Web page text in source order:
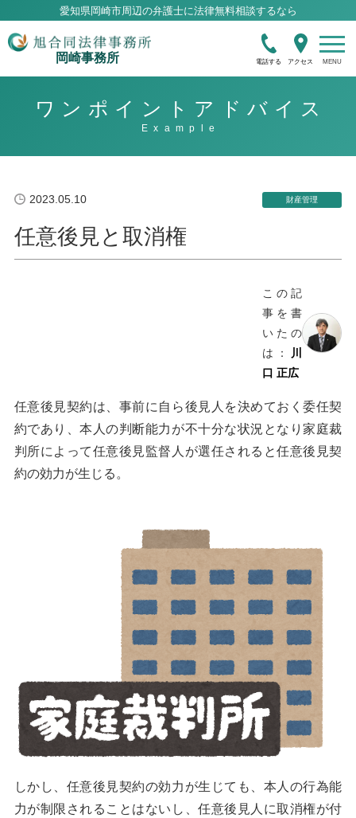
愛知県岡崎市周辺の弁護士に法律無料相談するなら
岡崎事務所 電話する アクセス
ワンポイントアドバイス
2023.05.10 財産管理
任意後見と取消権
この記
事を書
いたの
は：
川
口 正広
任意後見契約は、事前に自ら後見人を決めておく委任契
約であり、本人の判断能力が不十分な状況となり家庭裁
判所によって任意後見監督人が選任されると任意後見契
約の効力が生じる。
しかし、任意後見契約の効力が生じても、本人の行為能
力が制限されることはないし、任意後見人に取消権が付